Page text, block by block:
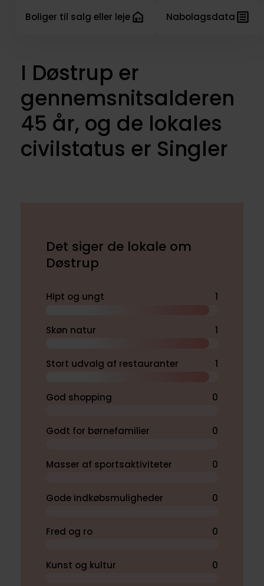
Boliger til salg eller leje Nabolagsdata
I Døstrup er
gennemsnitsalderen
45 år, og de lokales
civilstatus er Singler
Det siger de lokale om
Døstrup
Hipt og ungt 1
Skøn natur 1
Stort udvalg af restauranter 1
God shopping 0
Godt for børnefamilier 0
Masser af sportsaktiviteter 0
Gode indkøbsmuligheder 0
Fred og ro 0
Kunst og kultur 0